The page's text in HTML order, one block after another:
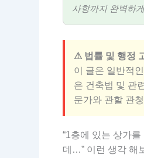
사항까지 완벽하
⚠ 법률 및 행정
이 글은 일반적
은 건축법 및 관
문가와 관할 관
“1층에 있는 상가
데…” 이런 생각 해